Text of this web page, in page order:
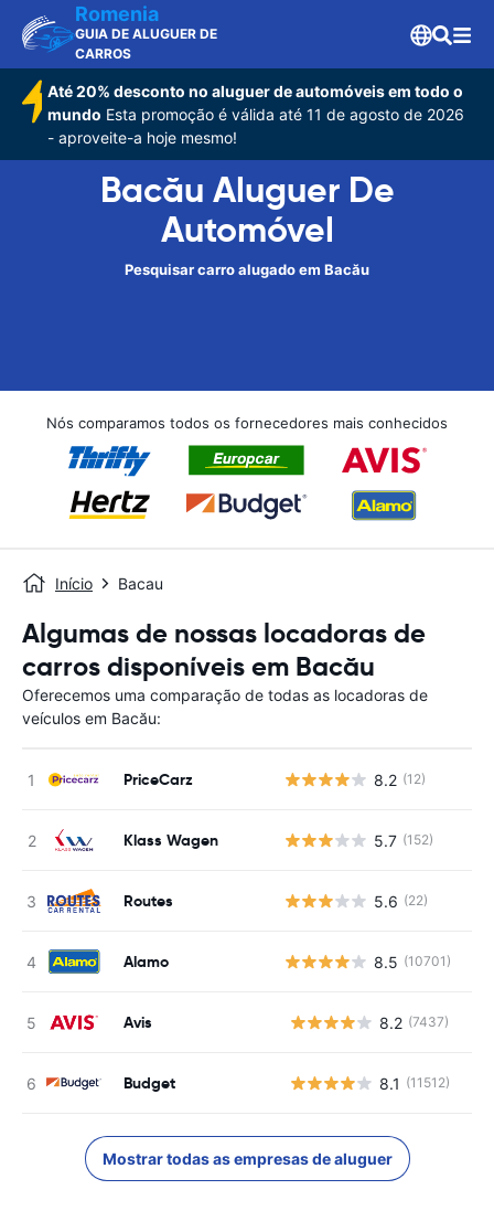
Romenia
GUIA DE ALUGUER DE
CARROS
Até 20% desconto no aluguer de automóveis em todo o
mundo Esta promoção é válida até 11 de agosto de 2026
- aproveite-a hoje mesmo!
Bacău Aluguer De
Automóvel
Pesquisar carro alugado em Bacău
Nós comparamos todos os fornecedores mais conhecidos
Início Bacau
Algumas de nossas locadoras de
carros disponíveis em Bacău
Oferecemos uma comparação de todas as locadoras de
veículos em Bacău:
PriceCarz 8.2 (12)
Klass Wagen 5.7 (152)
Routes 5.6 (22)
Alamo 8.5 (10701)
Avis 8.2 (7437)
Budget 8.1 (11512)
Mostrar todas as empresas de aluguer